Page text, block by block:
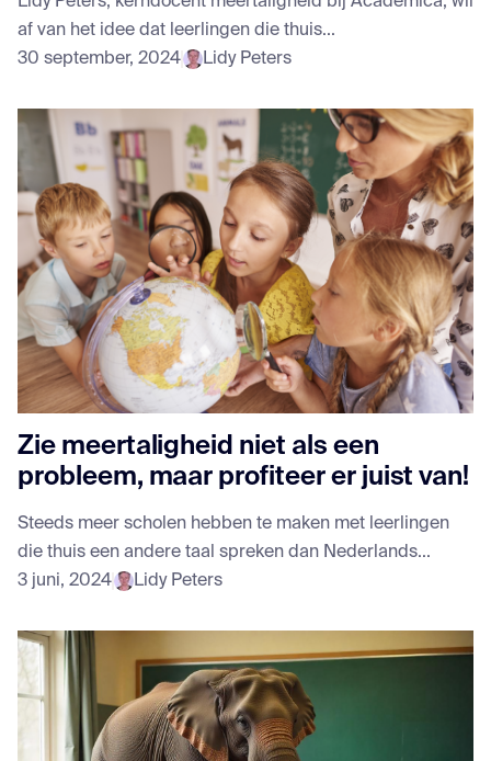
af van het idee dat leerlingen die thuis...
30 september, 2024
Lidy Peters
Zie meertaligheid niet als een
probleem, maar profiteer er juist van!
Steeds meer scholen hebben te maken met leerlingen
die thuis een andere taal spreken dan Nederlands...
3 juni, 2024
Lidy Peters